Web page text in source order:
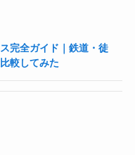
完全ガイド｜鉄道・徒
較してみた